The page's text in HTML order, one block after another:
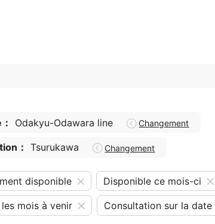
Odakyu-Odawara line Changement
： Tsurukawa Changement
disponible Disponible ce mois-ci
mois à venir Consultation sur la